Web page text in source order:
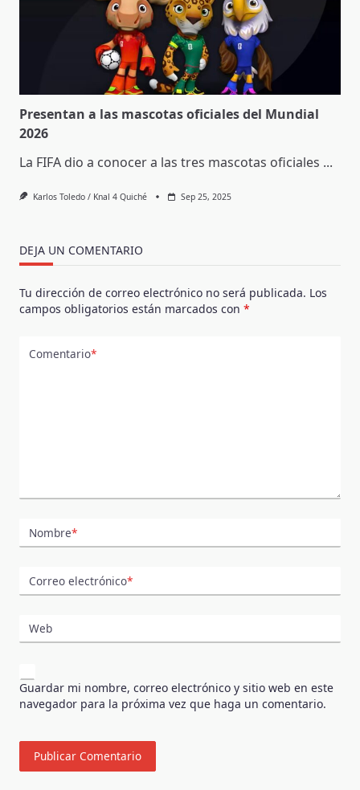
Presentan a las mascotas oficiales del Mundial
2026
La FIFA dio a conocer a las tres mascotas oficiales ...
Karlos Toledo / Knal 4 Quiché Sep 25, 2025
DEJA UN COMENTARIO
Tu dirección de correo electrónico no será publicada. Los
campos obligatorios están marcados con *
Comentario*
Nombre*
Correo electrónico*
Web
Guardar mi nombre, correo electrónico y sitio web en este
navegador para la próxima vez que haga un comentario.